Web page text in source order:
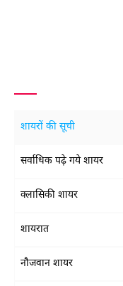
शायरों की सूची
सर्वाधिक पढ़े गये शायर
क्लासिकी शायर
शायरात
नौजवान शायर